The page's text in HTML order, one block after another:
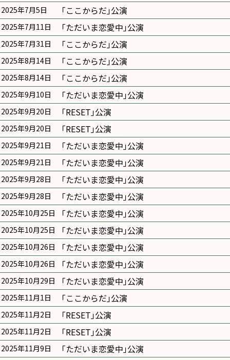
2025年7月5日 ｢ここからだ｣公演
2025年7月11日 ｢ただいま恋愛中｣公演
2025年7月31日 ｢ここからだ｣公演
2025年8月14日 ｢ここからだ｣公演
2025年8月14日 ｢ここからだ｣公演
2025年9月10日 ｢ただいま恋愛中｣公演
2025年9月20日 ｢RESET｣公演
2025年9月20日 ｢RESET｣公演
2025年9月21日 ｢ただいま恋愛中｣公演
2025年9月21日 ｢ただいま恋愛中｣公演
2025年9月28日 ｢ただいま恋愛中｣公演
2025年9月28日 ｢ただいま恋愛中｣公演
2025年10月25日 ｢ただいま恋愛中｣公演
2025年10月25日 ｢ただいま恋愛中｣公演
2025年10月26日 ｢ただいま恋愛中｣公演
2025年10月26日 ｢ただいま恋愛中｣公演
2025年10月29日 ｢ただいま恋愛中｣公演
2025年11月1日 ｢ここからだ｣公演
2025年11月2日 ｢RESET｣公演
2025年11月2日 ｢RESET｣公演
2025年11月9日
｢ただいま恋愛中｣公演